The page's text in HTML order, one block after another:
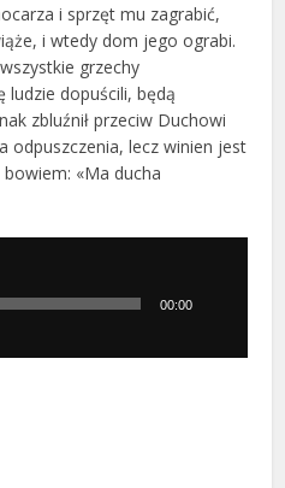
i sprzęt mu zagrabić,
i wtedy dom jego ograbi.
grzechy
ludzie dopuścili, będą
zbluźnił przeciw Duchowi
odpuszczenia, lecz winien jest
«Ma ducha
00:00